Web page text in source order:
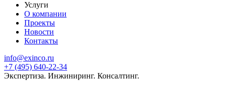
Услуги
О компании
Проекты
Новости
Контакты
info@exinco.ru
+7 (495) 640-22-34
Экспертиза. Инжиниринг. Консалтинг.